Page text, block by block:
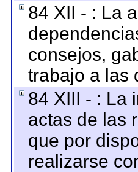
84 XII - : La
consejos,
trabajo a las
84 XIII - : La
actas de las
que por
realizarse